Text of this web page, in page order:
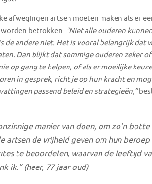
afwegingen artsen moeten maken als er
betrokken. “Niet alle ouderen
de andere niet. Het is vooral belangrijk dat
Dan blijkt dat sommige ouderen zeker
op gang te helpen, of als er moeilijke
in gesprek, richt je op hun kracht en
passend beleid en strategieën,”
manier van doen, om zo’n
artsen de vrijheid geven om hun
te beoordelen, waarvan de leeftijd
ik.”(heer, 77 jaar oud)